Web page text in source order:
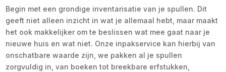
Begin met een grondige inventarisatie van je spullen. Dit
geeft niet alleen inzicht in wat je allemaal hebt, maar maakt
het ook makkelijker om te beslissen wat mee gaat naar je
nieuwe huis en wat niet. Onze inpakservice kan hierbij van
onschatbare waarde zijn, we pakken al je spullen
zorgvuldig in, van boeken tot breekbare erfstukken,